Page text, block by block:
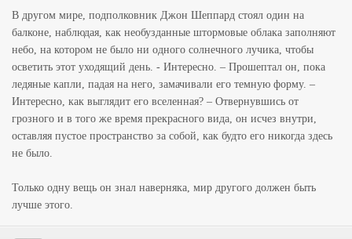
В другом мире, подполковник Джон Шеппард стоял один на
балконе, наблюдая, как необузданные штормовые облака заполняют
небо, на котором не было ни одного солнечного лучика, чтобы
осветить этот уходящий день. - Интересно. – Прошептал он, пока
ледяные капли, падая на него, замачивали его темную форму. –
Интересно, как выглядит его вселенная? – Отвернувшись от
грозного и в того же время прекрасного вида, он исчез внутри,
оставляя пустое пространство за собой, как будто его никогда здесь
не было.
Только одну вещь он знал наверняка, мир другого должен быть
лучше этого.